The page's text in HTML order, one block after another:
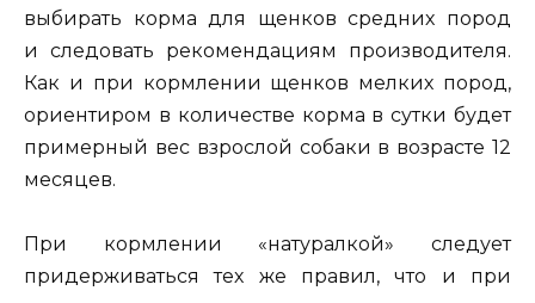
выбирать корма для щенков средних пород
и следовать рекомендациям производителя.
Как и при кормлении щенков мелких пород,
ориентиром в количестве корма в сутки будет
примерный вес взрослой собаки в возрасте 12
месяцев.
При кормлении «натуралкой» следует
придерживаться тех же правил, что и при